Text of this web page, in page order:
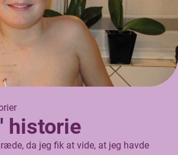
historie
da jeg fik at vide, at jeg havde